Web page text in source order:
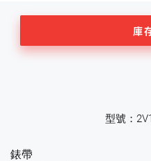
庫
型號：
錶帶